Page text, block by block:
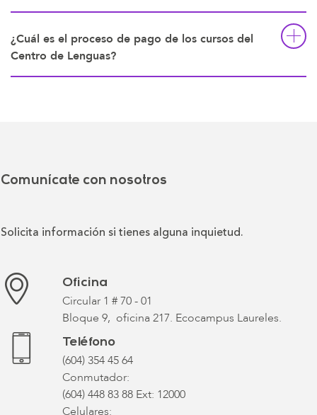
¿Cuál es el proceso de pago de los cursos del
Centro de Lenguas?
Comunícate con nosotros
Solicita información si tienes alguna inquietud.
Oficina
Circular 1 # 70 - 01
Bloque 9, oficina 217. Ecocampus Laureles.
Teléfono
(604) 354 45 64
Conmutador:
(604) 448 83 88 Ext: 12000
Celulares: